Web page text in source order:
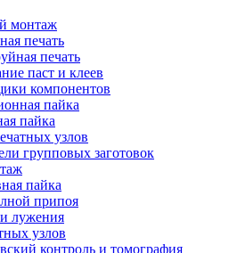
монтаж
печать
печать
паст и клеев
компонентов
пайка
пайка
узлов
групповых заготовок
пайка
припоя
лужения
узлов
контроль и томография